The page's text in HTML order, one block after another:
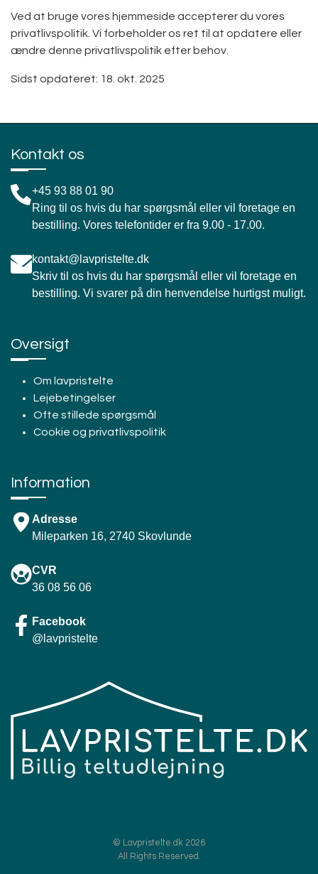
Ved at bruge vores hjemmeside accepterer du vores
privatlivspolitik. Vi forbeholder os ret til at opdatere eller
ændre denne privatlivspolitik efter behov.
Sidst opdateret: 18. okt. 2025
Kontakt os
+45 93 88 01 90
Ring til os hvis du har spørgsmål eller vil foretage en
bestilling. Vores telefontider er fra 9.00 - 17.00.
kontakt@lavpristelte.dk
Skriv til os hvis du har spørgsmål eller vil foretage en
bestilling. Vi svarer på din henvendelse hurtigst muligt.
Oversigt
Om lavpristelte
Lejebetingelser
Ofte stillede spørgsmål
Cookie og privatlivspolitik
Information
Adresse
Mileparken 16, 2740 Skovlunde
CVR
36 08 56 06
Facebook
@lavpristelte
© Lavpristelte.dk 2026
All Rights Reserved.